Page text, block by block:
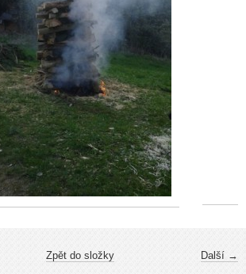
Další →
Zpět do složky